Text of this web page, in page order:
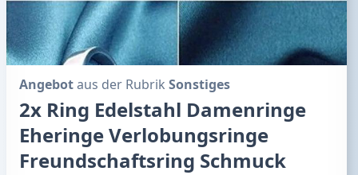
Angebotaus der Rubrik Sonstiges
2x Ring Edelstahl Damenringe
Eheringe Verlobungsringe
Freundschaftsring Schmuck